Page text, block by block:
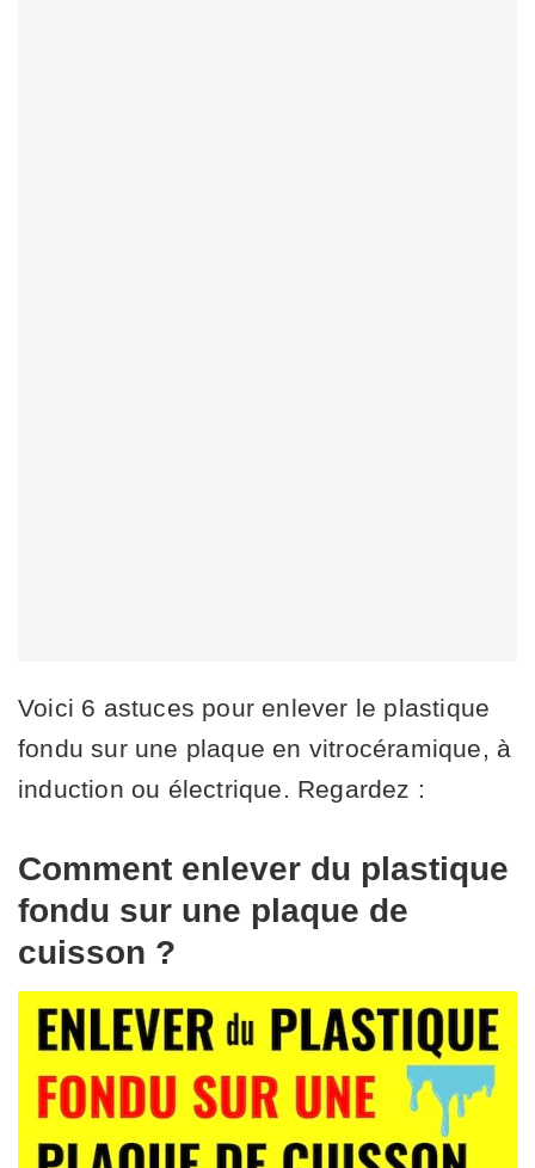
Voici 6 astuces pour enlever le plastique
fondu sur une plaque en vitrocéramique, à
induction ou électrique. Regardez :
Comment enlever du plastique
fondu sur une plaque de
cuisson ?